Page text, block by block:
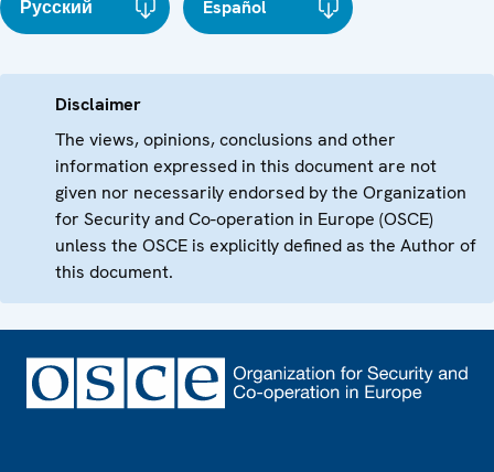
Русский Español
Disclaimer
The views, opinions, conclusions and other
information expressed in this document are not
given nor necessarily endorsed by the Organization
for Security and Co-operation in Europe (OSCE)
unless the OSCE is explicitly defined as the Author of
this document.